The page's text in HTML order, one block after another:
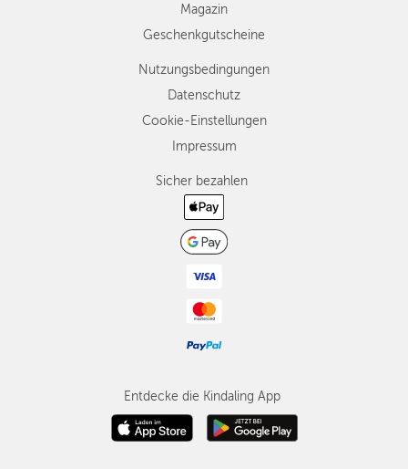
Magazin
Geschenkgutscheine
Nutzungsbedingungen
Datenschutz
Cookie-Einstellungen
Impressum
Sicher bezahlen
Entdecke die Kindaling App